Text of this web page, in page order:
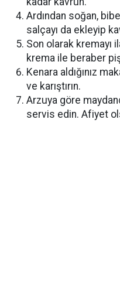
Ardından soğan,
salçayı da ekleyip
Son olarak kremayı
krema ile beraber
Kenara aldığınız
ve karıştırın.
Arzuya göre
servis edin. Afiyet